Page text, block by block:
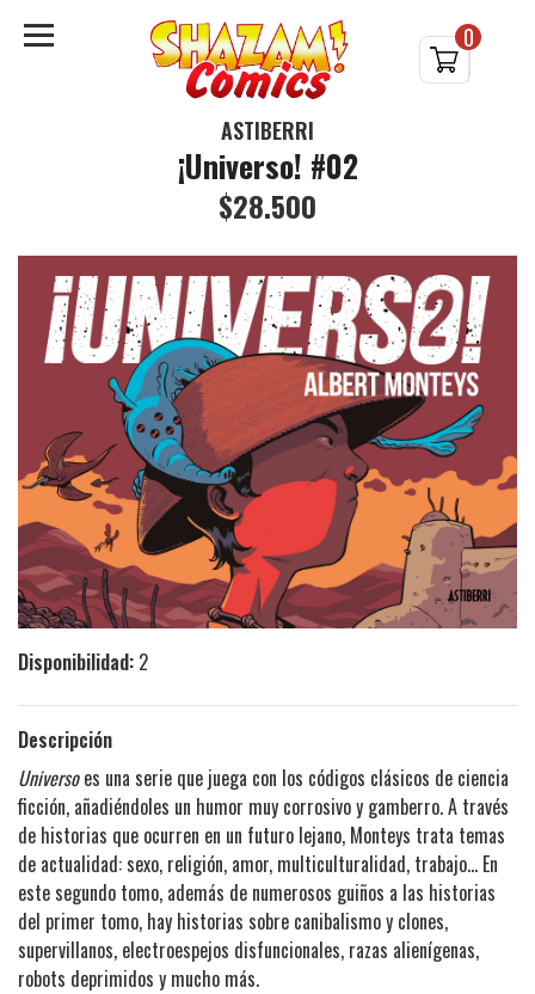
0
ASTIBERRI
¡Universo! #02
$28.500
Disponibilidad: 2
Descripción
Universoes una serie que juega con los códigos clásicos de ciencia
ficción, añadiéndoles un humor muy corrosivo y gamberro. A través
de historias que ocurren en un futuro lejano, Monteys trata temas
de actualidad: sexo, religión, amor, multiculturalidad, trabajo... En
este segundo tomo, además de numerosos guiños a las historias
del primer tomo, hay historias sobre canibalismo y clones,
supervillanos, electroespejos disfuncionales, razas alienígenas,
robots deprimidos y mucho más.